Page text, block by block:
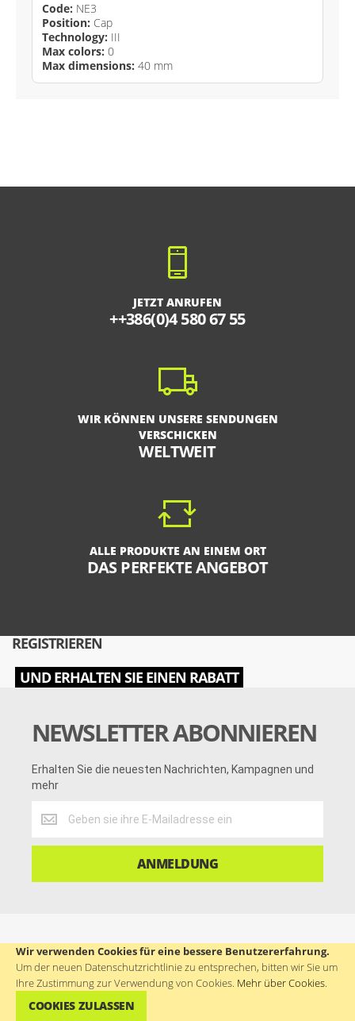
Wir verwenden Cookies für eine bessere Benutzererfahrung.
Um der neuen Datenschutzrichtlinie zu entsprechen, bitten wir Sie um
Ihre Zustimmung zur Verwendung von Cookies. Mehr über Cookies.
COOKIES ZULASSEN
Code: NE3
Position: Cap
Technology: III
Max colors: 0
Max dimensions: 40 mm
JETZT ANRUFEN
++386(0)4 580 67 55
WIR KÖNNEN UNSERE SENDUNGEN
VERSCHICKEN
WELTWEIT
ALLE PRODUKTE AN EINEM ORT
DAS PERFEKTE ANGEBOT
REGISTRIEREN
UND ERHALTEN SIE EINEN RABATT
NEWSLETTER ABONNIEREN
Erhalten Sie die neuesten Nachrichten, Kampagnen und
mehr
Sie
ANMELDUNG
VERBINDE DICH MIT UNS
f
a
c
f
a
c
i
n
s
t
w
i
s t